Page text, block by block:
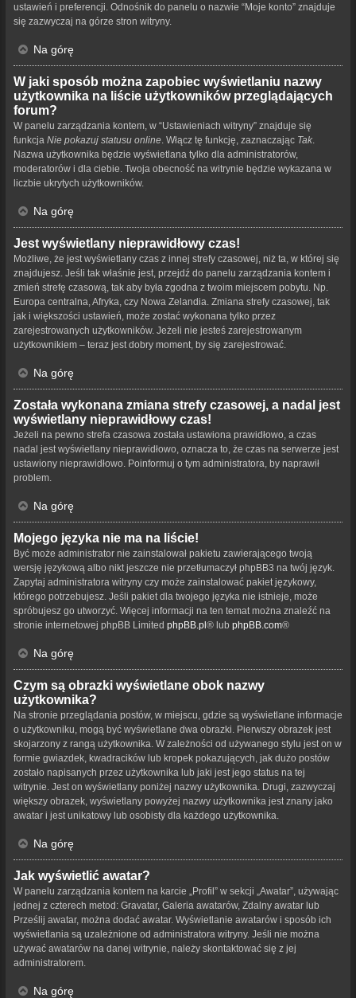
ustawień i preferencji. Odnośnik do panelu o nazwie “Moje konto” znajduje
się zazwyczaj na górze stron witryny.
Na górę
W jaki sposób można zapobiec wyświetlaniu nazwy
użytkownika na liście użytkowników przeglądających
forum?
W panelu zarządzania kontem, w “Ustawieniach witryny” znajduje się
funkcja Nie pokazuj statusu online . Włącz tę funkcję, zaznaczając Tak
Nazwa użytkownika będzie wyświetlana tylko dla administratorów,
moderatorów i dla ciebie. Twoja obecność na witrynie będzie wykazana w
liczbie ukrytych użytkowników.
Na górę
Jest wyświetlany nieprawidłowy czas!
Możliwe, że jest wyświetlany czas z innej strefy czasowej, niż ta, w której się
znajdujesz. Jeśli tak właśnie jest, przejdź do panelu zarządzania kontem i
zmień strefę czasową, tak aby była zgodna z twoim miejscem pobytu. Np.
Europa centralna, Afryka, czy Nowa Zelandia. Zmiana strefy czasowej, tak
jak i większości ustawień, może zostać wykonana tylko przez
zarejestrowanych użytkowników. Jeżeli nie jesteś zarejestrowanym
użytkownikiem – teraz jest dobry moment, by się zarejestrować.
Na górę
Została wykonana zmiana strefy czasowej, a nadal jest
wyświetlany nieprawidłowy czas!
Jeżeli na pewno strefa czasowa została ustawiona prawidłowo, a czas
nadal jest wyświetlany nieprawidłowo, oznacza to, że czas na serwerze jest
ustawiony nieprawidłowo. Poinformuj o tym administratora, by naprawił
problem.
Na górę
Mojego języka nie ma na liście!
Być może administrator nie zainstalował pakietu zawierającego twoją
wersję językową albo nikt jeszcze nie przetłumaczył phpBB3 na twój język.
Zapytaj administratora witryny czy może zainstalować pakiet językowy,
którego potrzebujesz. Jeśli pakiet dla twojego języka nie istnieje, może
spróbujesz go utworzyć. Więcej informacji na ten temat można znaleźć na
stronie internetowej phpBB Limited phpBB.pl® lub phpBB.com®
Na górę
Czym są obrazki wyświetlane obok nazwy
użytkownika?
Na stronie przeglądania postów, w miejscu, gdzie są wyświetlane informacje
o użytkowniku, mogą być wyświetlane dwa obrazki. Pierwszy obrazek jest
skojarzony z rangą użytkownika. W zależności od używanego stylu jest on w
formie gwiazdek, kwadracików lub kropek pokazujących, jak dużo postów
zostało napisanych przez użytkownika lub jaki jest jego status na tej
witrynie. Jest on wyświetlany poniżej nazwy użytkownika. Drugi, zazwyczaj
większy obrazek, wyświetlany powyżej nazwy użytkownika jest znany jako
awatar i jest unikatowy lub osobisty dla każdego użytkownika.
Na górę
Jak wyświetlić awatar?
W panelu zarządzania kontem na karcie „Profil” w sekcji „Awatar”, używając
jednej z czterech metod: Gravatar, Galeria awatarów, Zdalny awatar lub
Prześlij awatar, można dodać awatar. Wyświetlanie awatarów i sposób ich
wyświetlania są uzależnione od administratora witryny. Jeśli nie można
używać awatarów na danej witrynie, należy skontaktować się z jej
administratorem.
Na górę